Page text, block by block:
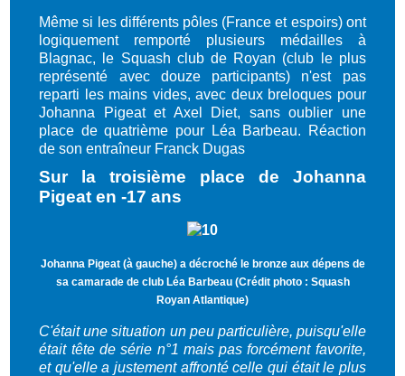
Même si les différents pôles (France et espoirs) ont
logiquement remporté plusieurs médailles à
Blagnac, le Squash club de Royan (club le plus
représenté avec douze participants) n'est pas
reparti les mains vides, avec deux breloques pour
Johanna Pigeat et Axel Diet, sans oublier une
place de quatrième pour Léa Barbeau. Réaction
de son entraîneur Franck Dugas
Sur la troisième place de Johanna
Pigeat en -17 ans
Johanna Pigeat (à gauche) a décroché le bronze aux dépens de
sa camarade de club Léa Barbeau (Crédit photo : Squash
Royan Atlantique)
C'était une situation un peu particulière, puisqu'elle
était tête de série n°1 mais pas forcément favorite,
et qu'elle a justement affronté celle qui était le plus